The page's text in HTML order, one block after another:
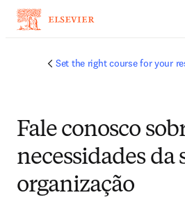
Ir
Set the right course for your
Fale conosco
necessidades da
organização